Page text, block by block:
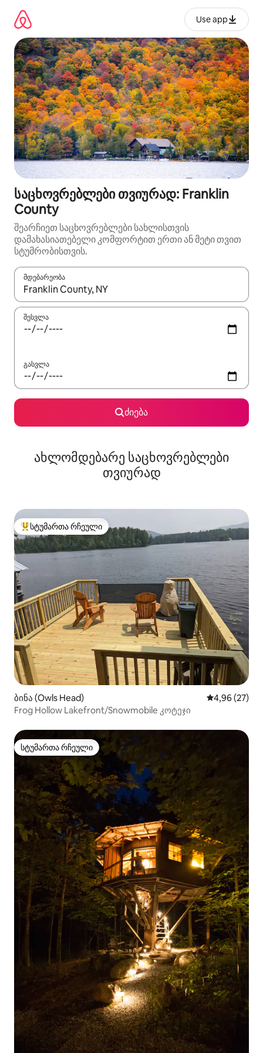
გადასვლა
Use app
საცხოვრებლები თვიურად: Franklin
County
შეარჩიეთ საცხოვრებლები სახლისთვის
დამახასიათებელი კომფორტით ერთი ან მეტი თვით
სტუმრობისთვის.
მდებარეობა
როცა შედეგები ხელმისაწვდომი გახდება, ნავიგაციისთვის
შესვლა
გასვლა
ძიება
ახლომდებარე საცხოვრებლები
თვიურად
სტუმართა რჩეული მოწინავე ვარიანტი
სტუმართა რჩეული
ბინა (Owls Head) საშუალო
4,96 (27)
Frog Hollow Lakefront/Snowmobile კოტეჯი
სტუმართა რჩეული
სტუმართა რჩეული